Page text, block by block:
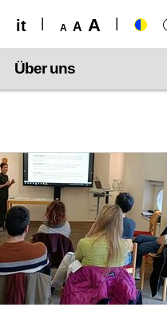
it A A A
Über uns